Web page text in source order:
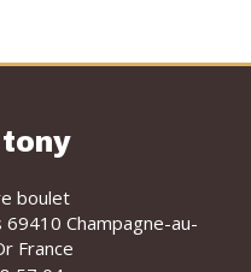
boulet
69410 Champagne-au-
France